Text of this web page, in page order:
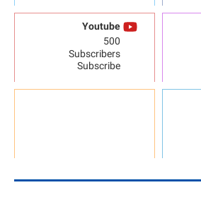
Youtube
500
Subscribers
Subscribe